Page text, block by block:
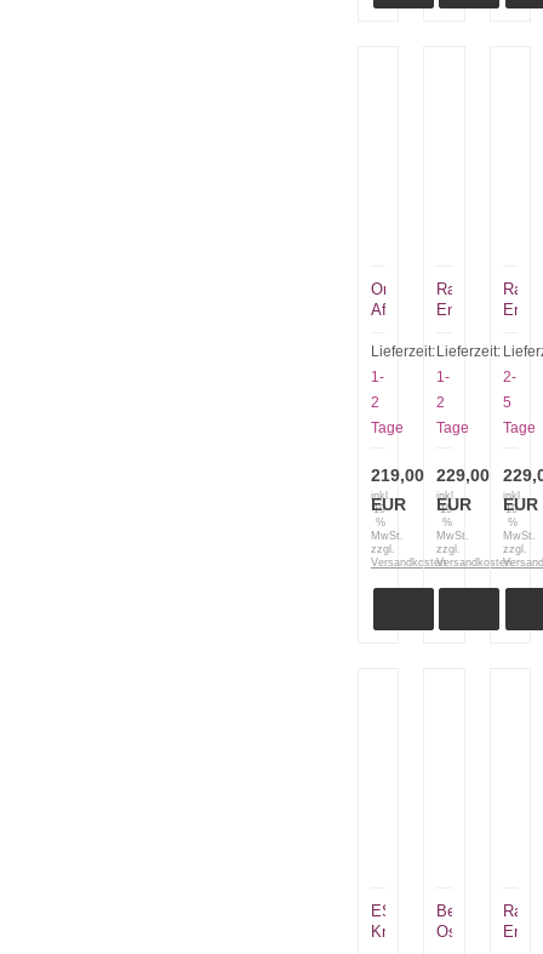
Ontario
Afghaan
9419
KBMF
Lieferzeit:
1-
2
Tage
219,00
EUR
inkl.
19
%
MwSt.
zzgl.
Versandkosten
Ray
Ennis
Scout
Lieferzeit:
1-
2
Tage
229,00
EUR
inkl.
19
%
MwSt.
zzgl.
Versandkosten
Ray
Ennis
Utility
2-
5
Tage
EUR
inkl.
19
%
MwSt.
zzgl.
ESEE
Knives
Benchmade
Osborne
Ray
Ennis